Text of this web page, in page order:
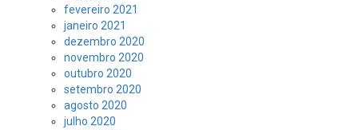
fevereiro 2021
janeiro 2021
dezembro 2020
novembro 2020
outubro 2020
setembro 2020
agosto 2020
julho 2020